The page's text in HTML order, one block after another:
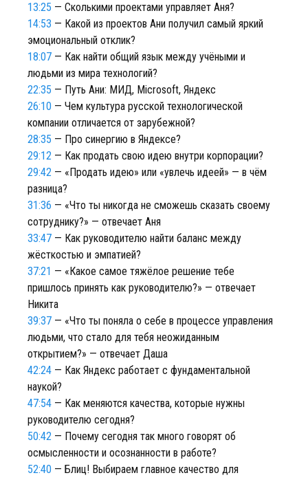
13:25 — Сколькими проектами управляет Аня?
14:53 — Какой из проектов Ани получил самый яркий
эмоциональный отклик?
18:07 — Как найти общий язык между учёными и
людьми из мира технологий?
22:35 — Путь Ани: МИД, Microsoft, Яндекс
26:10 — Чем культура русской технологической
компании отличается от зарубежной?
28:35 — Про синергию в Яндексе?
29:12 — Как продать свою идею внутри корпорации?
29:42 — «Продать идею» или «увлечь идеей» — в чём
разница?
31:36 — «Что ты никогда не сможешь сказать своему
сотруднику?» — отвечает Аня
33:47 — Как руководителю найти баланс между
жёсткостью и эмпатией?
37:21 — «Какое самое тяжёлое решение тебе
пришлось принять как руководителю?» — отвечает
Никита
39:37 — «Что ты поняла о себе в процессе управления
людьми, что стало для тебя неожиданным
открытием?» — отвечает Даша
42:24 — Как Яндекс работает с фундаментальной
наукой?
47:54 — Как меняются качества, которые нужны
руководителю сегодня?
50:42 — Почему сегодня так много говорят об
осмысленности и осознанности в работе?
52:40 — Блиц! Выбираем главное качество для